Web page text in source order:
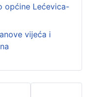
općine Lećevica-
vijeća i